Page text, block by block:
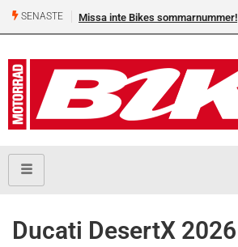
SENASTE Missa inte Bikes sommarnummer!
Ducati DesertX 2026